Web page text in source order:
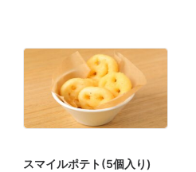
スマイルポテト(5個入り)